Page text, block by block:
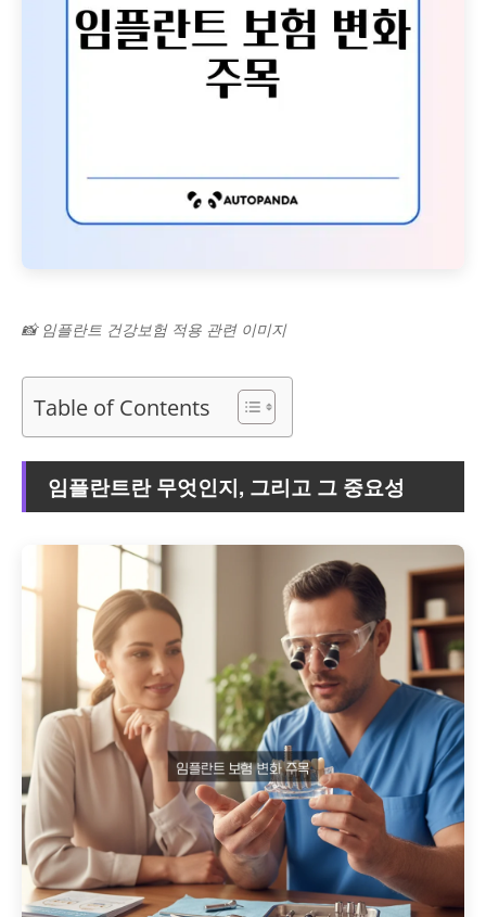
📸 임플란트 건강보험 적용 관련 이미지
Table of Contents
임플란트란 무엇인지, 그리고 그 중요성